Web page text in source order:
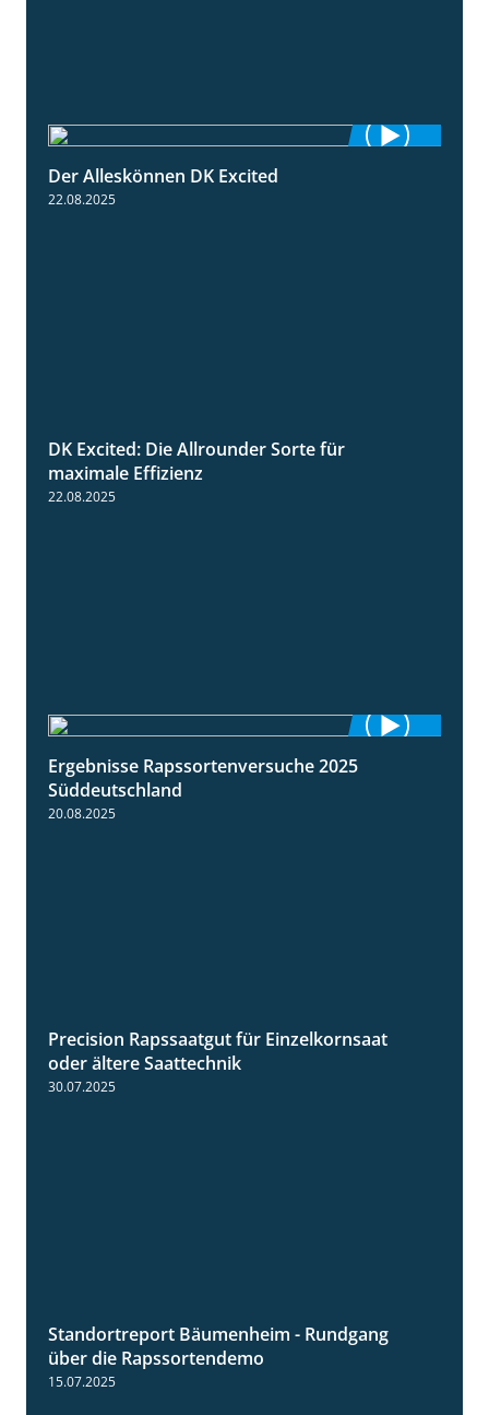
Der Alleskönnen DK Excited
22.08.2025
DK Excited: Die Allrounder Sorte für
maximale Effizienz
22.08.2025
Ergebnisse Rapssortenversuche 2025
Süddeutschland
20.08.2025
2:05
Precision Rapssaatgut für Einzelkornsaat
oder ältere Saattechnik
30.07.2025
6:03
Standortreport Bäumenheim - Rundgang
über die Rapssortendemo
15.07.2025